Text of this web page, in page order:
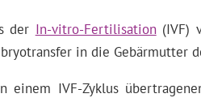
der In-vitro-Fertilisation(IVF)
in die Gebärmutter
einem IVF-Zyklus